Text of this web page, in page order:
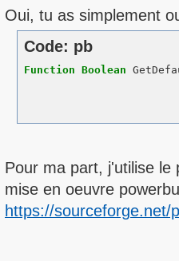
Oui, tu as simplement
Code: pb
Function Boolean
Pour ma part, j'utilise le
mise en oeuvre
https://sourceforge.net/